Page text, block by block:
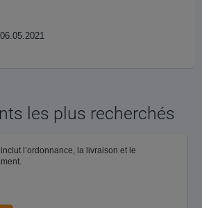
les plus recherchés
l’ordonnance, la livraison et le